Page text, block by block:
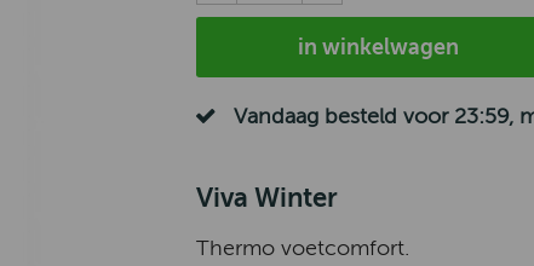
in winkelwagen
Vandaag besteld voor 23:59,
Viva Winter
Thermo voetcomfort.